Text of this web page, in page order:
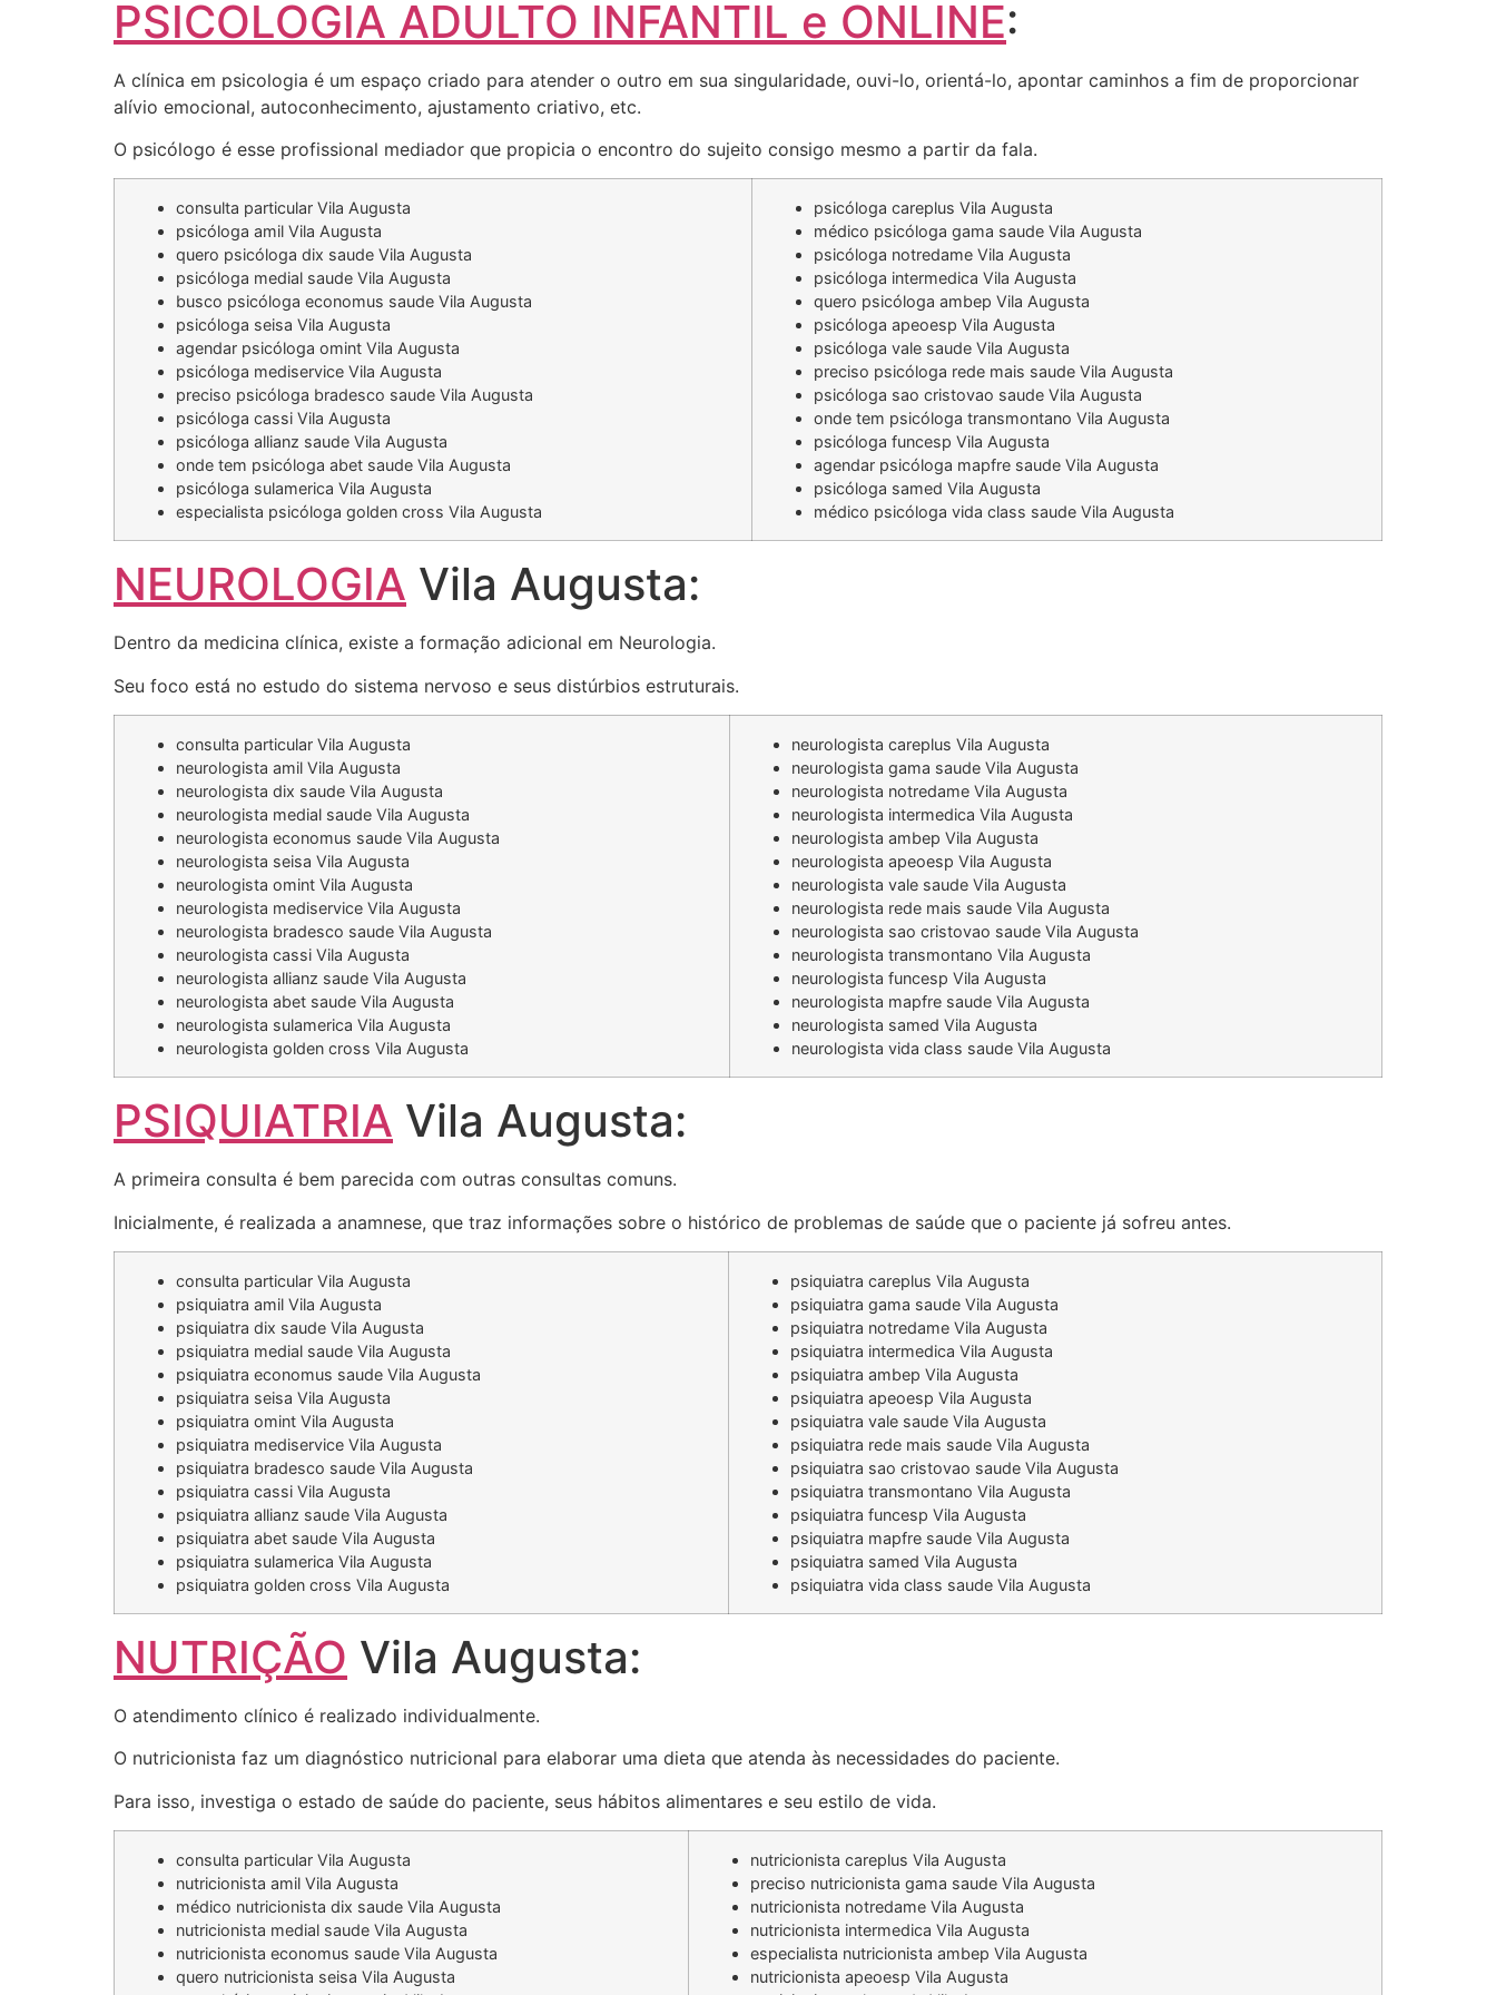
PSICOLOGIA ADULTO INFANTIL e ONLINE:
A clínica em psicologia é um espaço criado para atender o outro em sua singularidade, ouvi-lo, orientá-lo, apontar caminhos a fim de proporcionar
alívio emocional, autoconhecimento, ajustamento criativo, etc.
O psicólogo é esse profissional mediador que propicia o encontro do sujeito consigo mesmo a partir da fala.
consulta particular Vila Augusta
psicóloga amil Vila Augusta
quero psicóloga dix saude Vila Augusta
psicóloga medial saude Vila Augusta
busco psicóloga economus saude Vila Augusta
psicóloga seisa Vila Augusta
agendar psicóloga omint Vila Augusta
psicóloga mediservice Vila Augusta
preciso psicóloga bradesco saude Vila Augusta
psicóloga cassi Vila Augusta
psicóloga allianz saude Vila Augusta
onde tem psicóloga abet saude Vila Augusta
psicóloga sulamerica Vila Augusta
especialista psicóloga golden cross Vila Augusta
psicóloga careplus Vila Augusta
médico psicóloga gama saude Vila Augusta
psicóloga notredame Vila Augusta
psicóloga intermedica Vila Augusta
quero psicóloga ambep Vila Augusta
psicóloga apeoesp Vila Augusta
psicóloga vale saude Vila Augusta
preciso psicóloga rede mais saude Vila Augusta
psicóloga sao cristovao saude Vila Augusta
onde tem psicóloga transmontano Vila Augusta
psicóloga funcesp Vila Augusta
agendar psicóloga mapfre saude Vila Augusta
psicóloga samed Vila Augusta
médico psicóloga vida class saude Vila Augusta
NEUROLOGIA Vila Augusta:
Dentro da medicina clínica, existe a formação adicional em Neurologia.
Seu foco está no estudo do sistema nervoso e seus distúrbios estruturais.
consulta particular Vila Augusta
neurologista amil Vila Augusta
neurologista dix saude Vila Augusta
neurologista medial saude Vila Augusta
neurologista economus saude Vila Augusta
neurologista seisa Vila Augusta
neurologista omint Vila Augusta
neurologista mediservice Vila Augusta
neurologista bradesco saude Vila Augusta
neurologista cassi Vila Augusta
neurologista allianz saude Vila Augusta
neurologista abet saude Vila Augusta
neurologista sulamerica Vila Augusta
neurologista golden cross Vila Augusta
neurologista careplus Vila Augusta
neurologista gama saude Vila Augusta
neurologista notredame Vila Augusta
neurologista intermedica Vila Augusta
neurologista ambep Vila Augusta
neurologista apeoesp Vila Augusta
neurologista vale saude Vila Augusta
neurologista rede mais saude Vila Augusta
neurologista sao cristovao saude Vila Augusta
neurologista transmontano Vila Augusta
neurologista funcesp Vila Augusta
neurologista mapfre saude Vila Augusta
neurologista samed Vila Augusta
neurologista vida class saude Vila Augusta
PSIQUIATRIA Vila Augusta:
A primeira consulta é bem parecida com outras consultas comuns.
Inicialmente, é realizada a anamnese, que traz informações sobre o histórico de problemas de saúde que o paciente já sofreu antes.
consulta particular Vila Augusta
psiquiatra amil Vila Augusta
psiquiatra dix saude Vila Augusta
psiquiatra medial saude Vila Augusta
psiquiatra economus saude Vila Augusta
psiquiatra seisa Vila Augusta
psiquiatra omint Vila Augusta
psiquiatra mediservice Vila Augusta
psiquiatra bradesco saude Vila Augusta
psiquiatra cassi Vila Augusta
psiquiatra allianz saude Vila Augusta
psiquiatra abet saude Vila Augusta
psiquiatra sulamerica Vila Augusta
psiquiatra golden cross Vila Augusta
psiquiatra careplus Vila Augusta
psiquiatra gama saude Vila Augusta
psiquiatra notredame Vila Augusta
psiquiatra intermedica Vila Augusta
psiquiatra ambep Vila Augusta
psiquiatra apeoesp Vila Augusta
psiquiatra vale saude Vila Augusta
psiquiatra rede mais saude Vila Augusta
psiquiatra sao cristovao saude Vila Augusta
psiquiatra transmontano Vila Augusta
psiquiatra funcesp Vila Augusta
psiquiatra mapfre saude Vila Augusta
psiquiatra samed Vila Augusta
psiquiatra vida class saude Vila Augusta
NUTRIÇÃO Vila Augusta:
O atendimento clínico é realizado individualmente.
O nutricionista faz um diagnóstico nutricional para elaborar uma dieta que atenda às necessidades do paciente.
Para isso, investiga o estado de saúde do paciente, seus hábitos alimentares e seu estilo de vida.
consulta particular Vila Augusta
nutricionista amil Vila Augusta
médico nutricionista dix saude Vila Augusta
nutricionista medial saude Vila Augusta
nutricionista economus saude Vila Augusta
quero nutricionista seisa Vila Augusta
nutricionista careplus Vila Augusta
preciso nutricionista gama saude Vila Augusta
nutricionista notredame Vila Augusta
nutricionista intermedica Vila Augusta
especialista nutricionista ambep Vila Augusta
nutricionista apeoesp Vila Augusta